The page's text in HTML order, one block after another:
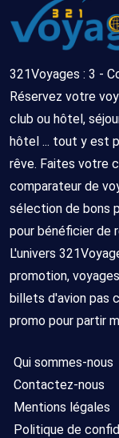
321Voyages : 3 -
Réservez votre
club ou hôtel,
hôtel ... tout y est
rêve. Faites votre
comparateur de
sélection de bons
pour bénéficier de
L'univers
promotion,
billets d'avion pas
promo pour partir
Qui sommes-nous
Contactez-nous
Mentions légales
Politique de